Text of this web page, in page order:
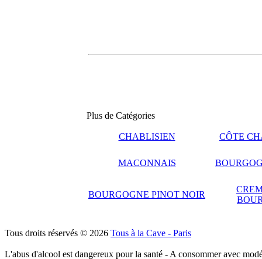
Plus de Catégories
CHABLISIEN CÔTE
MACONNAIS
BOURGOGNE PINOT NOIR
Tous droits réservés © 2026 Tous à la Cave - Paris
L'abus d'alcool est dangereux pour la santé - A consommer avec